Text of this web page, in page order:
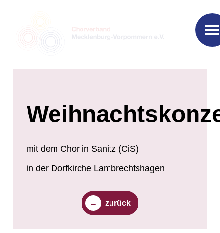
mit dem Chor in Sanitz (CiS)
in der Dorfkirche Lambrechtshagen
zurück